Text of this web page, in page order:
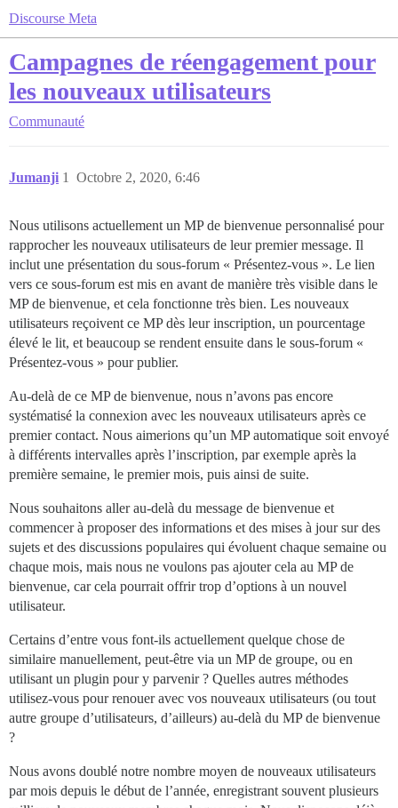
Discourse Meta
Campagnes de réengagement pour
les nouveaux utilisateurs
Communauté
Jumanji Octobre 2, 2020, 6:46
1
Nous utilisons actuellement un MP de bienvenue personnalisé pour
rapprocher les nouveaux utilisateurs de leur premier message. Il
inclut une présentation du sous-forum « Présentez-vous ». Le lien
vers ce sous-forum est mis en avant de manière très visible dans le
MP de bienvenue, et cela fonctionne très bien. Les nouveaux
utilisateurs reçoivent ce MP dès leur inscription, un pourcentage
élevé le lit, et beaucoup se rendent ensuite dans le sous-forum «
Présentez-vous » pour publier.
Au-delà de ce MP de bienvenue, nous n’avons pas encore
systématisé la connexion avec les nouveaux utilisateurs après ce
premier contact. Nous aimerions qu’un MP automatique soit envoyé
à différents intervalles après l’inscription, par exemple après la
première semaine, le premier mois, puis ainsi de suite.
Nous souhaitons aller au-delà du message de bienvenue et
commencer à proposer des informations et des mises à jour sur des
sujets et des discussions populaires qui évoluent chaque semaine ou
chaque mois, mais nous ne voulons pas ajouter cela au MP de
bienvenue, car cela pourrait offrir trop d’options à un nouvel
utilisateur.
Certains d’entre vous font-ils actuellement quelque chose de
similaire manuellement, peut-être via un MP de groupe, ou en
utilisant un plugin pour y parvenir ? Quelles autres méthodes
utilisez-vous pour renouer avec vos nouveaux utilisateurs (ou tout
autre groupe d’utilisateurs, d’ailleurs) au-delà du MP de bienvenue
?
Nous avons doublé notre nombre moyen de nouveaux utilisateurs
par mois depuis le début de l’année, enregistrant souvent plusieurs